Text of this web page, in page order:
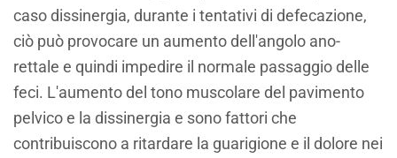
caso dissinergia, durante i tentativi di defecazione,
ciò può provocare un aumento dell'angolo ano-
rettale e quindi impedire il normale passaggio delle
feci. L'aumento del tono muscolare del pavimento
pelvico e la dissinergia e sono fattori che
contribuiscono a ritardare la guarigione e il dolore nei